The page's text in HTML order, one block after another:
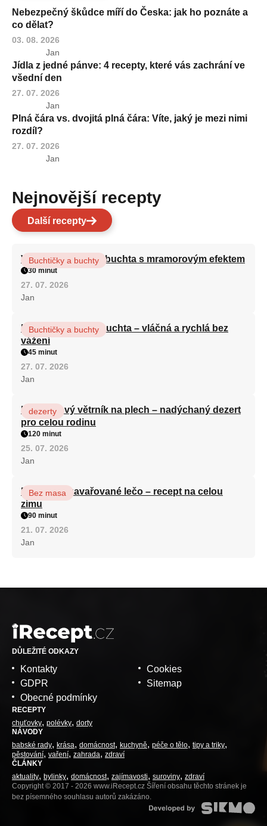
Nebezpečný škůdce míří do Česka: jak ho poznáte a
co dělat?
03. 08. 2026
Jan
Jídla z jedné pánve: 4 recepty, které vás zachrání ve
všední den
27. 07. 2026
Jan
Plná čára vs. dvojitá plná čára: Víte, jaký je mezi nimi
rozdíl?
27. 07. 2026
Jan
Nejnovější recepty
Další recepty
Vláčná olejová litá buchta s mramorovým efektem
Buchtičky a buchty
30 minut
27. 07. 2026
Jan
Hrnková maková buchta – vláčná a rychlá bez
vážení
Buchtičky a buchty
45 minut
27. 07. 2026
Jan
Karamelový větrník na plech – nadýchaný dezert
pro celou rodinu
dezerty
120 minut
25. 07. 2026
Jan
Babiččino zavařované lečo – recept na celou
zimu
Bez masa
90 minut
21. 07. 2026
Jan
DŮLEŽITÉ ODKAZY
Kontakty
GDPR
Obecné podmínky
Cookies
Sitemap
RECEPTY
chuťovky polévky dorty
NÁVODY
babské rady
krása domácnost kuchyně péče o tělo tipy a triky
pěstování vaření zahrada zdraví
ČLÁNKY
aktuality
bylinky domácnost zajímavosti suroviny zdraví
Copyright © 2017 - 2026 www.iRecept.cz Šíření obsahu těchto stránek je
bez písemného souhlasu autorů zakázáno.